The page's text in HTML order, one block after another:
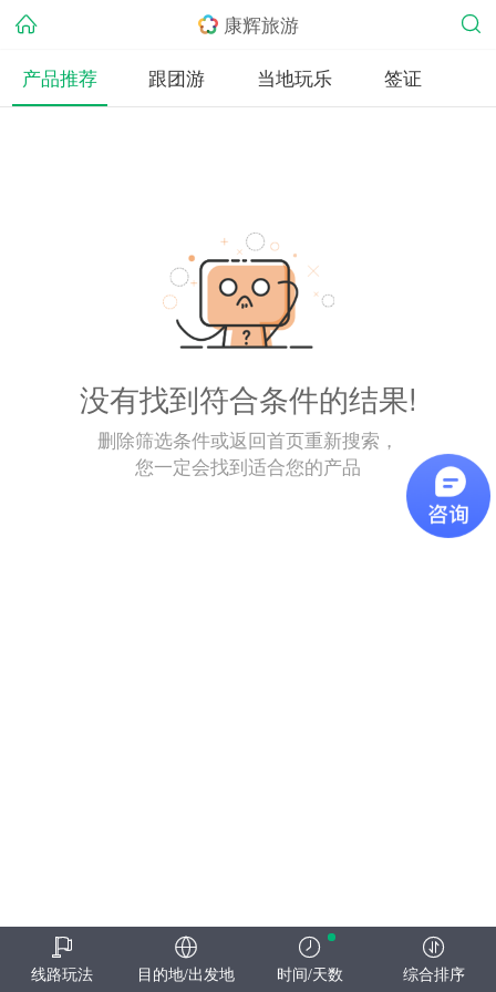
康辉旅游
产品推荐
跟团游 当地玩乐 签证
没有找到符合条件的结果!
删除筛选条件或返回首页重新搜索，
您一定会找到适合您的产品
线路玩法 目的地/出发地 时间/天数 综合排序